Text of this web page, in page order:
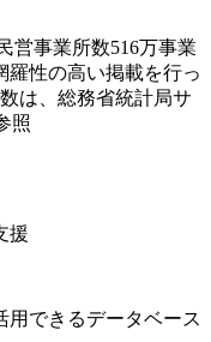
営事業所数516万事業
羅性の高い掲載を行っ
は、総務省統計局サ
照
援
用できるデータベース